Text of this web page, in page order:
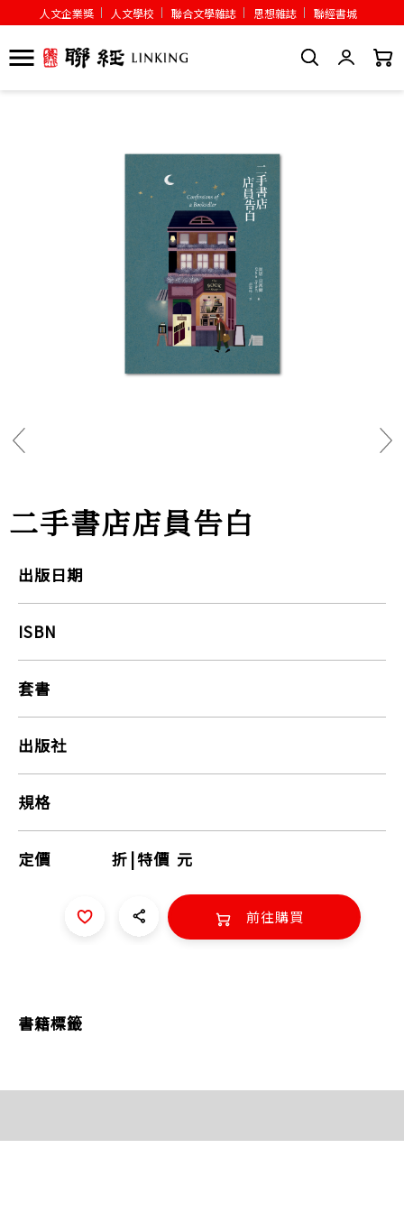
人文企業獎 人文學校 聯合文學雜誌 思想雜誌 聯經書城
二手書店店員告白
出版日期
ISBN
套書
出版社
規格
定價 折 |特價 元
前往購買
書籍標籤